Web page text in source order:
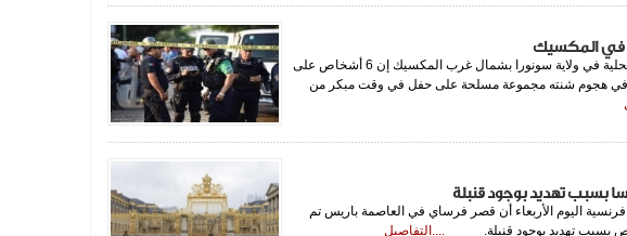
جهينة نيوز قالت السلطات المحلية في ولاية سونورا بشمال غرب المكسيك إن 6 أشخاص على
وأصيب 26 آخرون في هجوم شنته مجموعة مسلحة على حفل في وقت مبكر من
بسبب تهديد بوجود قنبلة
اليوم الأربعاء أن قصر فرساي في العاصمة باريس تم
....التفاصيل